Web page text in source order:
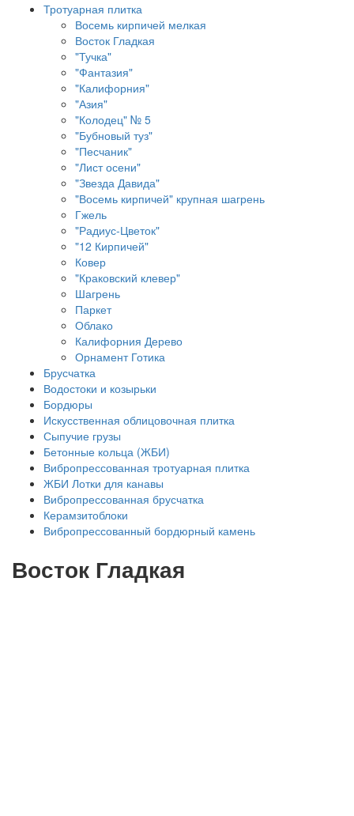
Тротуарная плитка
Восемь кирпичей мелкая
Восток Гладкая
"Тучка"
"Фантазия"
"Калифорния"
"Азия"
"Колодец" № 5
"Бубновый туз"
"Песчаник"
"Лист осени"
"Звезда Давида"
"Восемь кирпичей" крупная шагрень
Гжель
"Радиус-Цветок"
"12 Кирпичей"
Ковер
"Краковский клевер"
Шагрень
Паркет
Облако
Калифорния Дерево
Орнамент Готика
Брусчатка
Водостоки и козырьки
Бордюры
Искусственная облицовочная плитка
Сыпучие грузы
Бетонные кольца (ЖБИ)
Вибропрессованная тротуарная плитка
ЖБИ Лотки для канавы
Вибропрессованная брусчатка
Керамзитоблоки
Вибропрессованный бордюрный камень
Восток Гладкая